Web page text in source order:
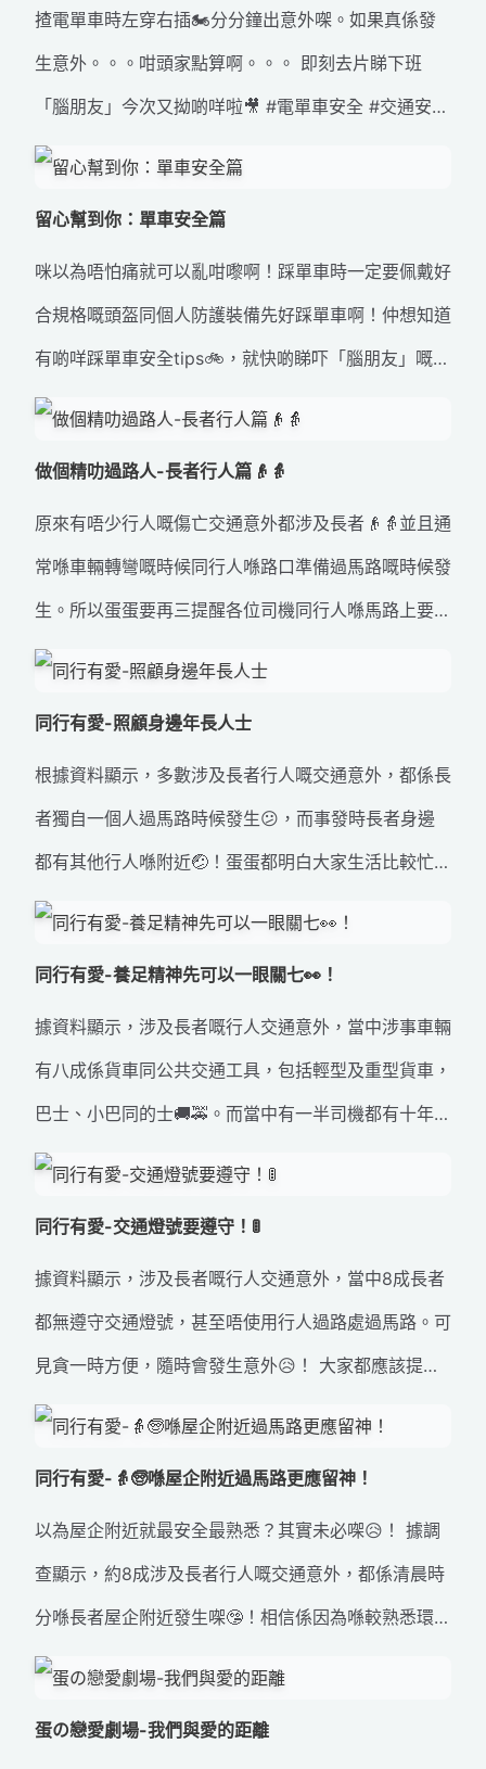
#過馬路要小心
揸電單車時左穿右插🏍️分分鐘出意外㗎。如果真係發
生意外。。。咁頭家點算啊。。。 即刻去片睇下班
「腦朋友」今次又拗啲咩啦🎥 #電單車安全 #交通安全
#道路安全 #留心蛋 #切勿胡亂轉線
留心幫到你：單車安全篇
咪以為唔怕痛就可以亂咁嚟啊！踩單車時一定要佩戴好
合規格嘅頭盔同個人防護裝備先好踩單車啊！仲想知道
有啲咩踩單車安全tips🚲，就快啲睇吓「腦朋友」嘅分
享喇👀。 #單車裝備 #交通安全 #道路安全 #留心蛋
做個精叻過路人-長者行人篇👴👵
原來有唔少行人嘅傷亡交通意外都涉及長者👴👵並且通
常喺車輛轉彎嘅時候同行人喺路口準備過馬路嘅時候發
生。所以蛋蛋要再三提醒各位司機同行人喺馬路上要時
刻小心👀。司機應該留意前方有無行人橫過馬路，謹記
輛中間横過馬路🙅‍♀️。 💭想知道車輛轉左⬅定轉右➡比
較容易導致交通意外發生？咁就快啲睇下條片啦~ #致
命交通意外 #轉彎時要多加留意 #道路安全 #交通安全
#蛋の日常
同行有愛-照顧身邊年長人士
根據資料顯示，多數涉及長者行人嘅交通意外，都係長
者獨自一個人過馬路時候發生😕，而事發時長者身邊
都有其他行人喺附近🤕！蛋蛋都明白大家生活比較忙碌
同急趕，但係只要花多少少時間留意身邊發生緊嘅事，
人，尤其長者有困難時，記得主動幫手去照顧同提醒佢
哋💪！亦都要提醒家中長老自己出街過馬路時，如果需
要其他行人幫手，要主動出聲，唔好怕醜同逞強啊
🙆‍♀️！ #同行有愛 #盡責同路人 #交通安全 #道路安全
同行有愛-養足精神先可以一眼關七👀！
據資料顯示，涉及長者嘅行人交通意外，當中涉事車輛
有八成係貨車同公共交通工具，包括輕型及重型貨車，
巴士、小巴同的士🚚🚕。而當中有一半司機都有十年、
或者超過十年嘅駕駛經驗。所以話，交通意外唔會因為
矩，更加要養足精神先好揸車。因為養足精神先可以一
眼關七👀！ #同行有愛 #盡責同路人 #交通安全 #道路
安全 #一眼關七
同行有愛-交通燈號要遵守！🚦
據資料顯示，涉及長者嘅行人交通意外，當中8成長者
都無遵守交通燈號，甚至唔使用行人過路處過馬路。可
見貪一時方便，隨時會發生意外😥！ 大家都應該提醒
家中老友記，過馬路嘅時候，記得要正確使用行人過路
「綠公仔」著咗後，都要喺安全情況下先好過馬路。如
果「綠公仔」閃動，就唔好開始過馬路，應該喺行人路
等下一輪嘅「綠色人像」燈號先好過馬路啊！千祈唔好
以為揮吓手就可以截停啲車，好危險㗎！如果過馬路遇
同行有愛-👵🧓喺屋企附近過馬路更應留神！
以為屋企附近就最安全最熟悉？其實未必㗎😥！ 據調
查顯示，約8成涉及長者行人嘅交通意外，都係清晨時
分喺長者屋企附近發生㗎🤥！相信係因為喺較熟悉環
境，大家就會容易掉以輕心！而長者一般習慣喺清晨出
蛋の戀愛劇場-我們與愛的距離